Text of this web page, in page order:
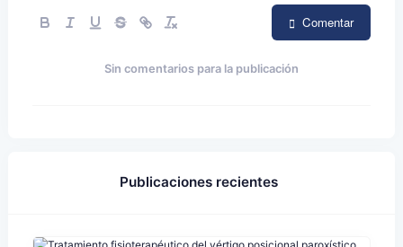
Comentar
Sin comentarios para la publicación
Publicaciones recientes